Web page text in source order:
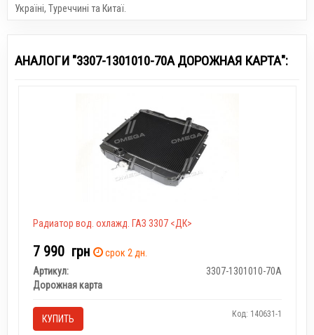
Україні, Туреччині та Китаї.
АНАЛОГИ "3307-1301010-70А ДОРОЖНАЯ КАРТА":
Радиатор вод. охлажд. ГАЗ 3307 <ДК>
7 990 грн
срок 2 дн.
Артикул:
3307-1301010-70А
Дорожная карта
КУПИТЬ Код: 140631-1